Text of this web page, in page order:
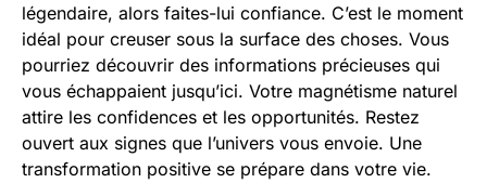
légendaire, alors faites-lui confiance. C’est le moment
idéal pour creuser sous la surface des choses. Vous
pourriez découvrir des informations précieuses qui
vous échappaient jusqu’ici. Votre magnétisme naturel
attire les confidences et les opportunités. Restez
ouvert aux signes que l’univers vous envoie. Une
transformation positive se prépare dans votre vie.